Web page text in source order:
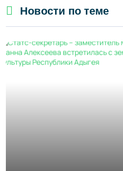
Новости по теме